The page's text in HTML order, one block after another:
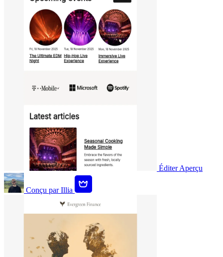
Éditer Aperçu
Conçu par Illia